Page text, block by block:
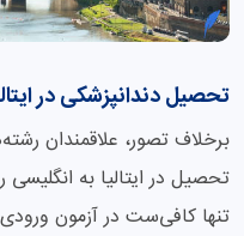
تحصیل دندانپزشکی در
برخلاف تصور، علاقمندان
تحصیل در ایتالیا به